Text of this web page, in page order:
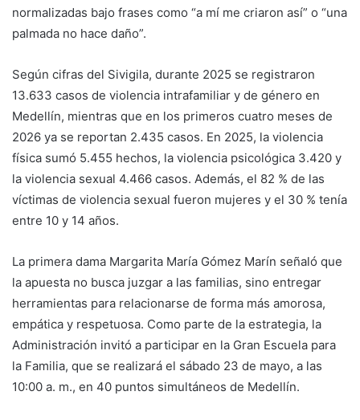
normalizadas bajo frases como “a mí me criaron así” o “una
palmada no hace daño”.
Según cifras del Sivigila, durante 2025 se registraron
13.633 casos de violencia intrafamiliar y de género en
Medellín, mientras que en los primeros cuatro meses de
2026 ya se reportan 2.435 casos. En 2025, la violencia
física sumó 5.455 hechos, la violencia psicológica 3.420 y
la violencia sexual 4.466 casos. Además, el 82 % de las
víctimas de violencia sexual fueron mujeres y el 30 % tenía
entre 10 y 14 años.
La primera dama Margarita María Gómez Marín señaló que
la apuesta no busca juzgar a las familias, sino entregar
herramientas para relacionarse de forma más amorosa,
empática y respetuosa. Como parte de la estrategia, la
Administración invitó a participar en la Gran Escuela para
la Familia, que se realizará el sábado 23 de mayo, a las
10:00 a. m., en 40 puntos simultáneos de Medellín.